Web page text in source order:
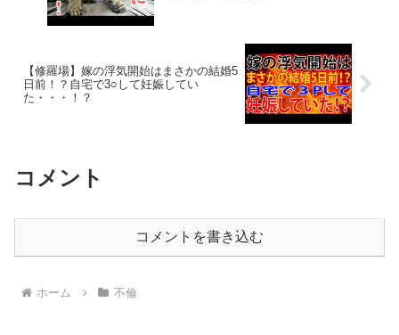
【修羅場】嫁の浮気開始はまさかの結婚5
日前！？自宅で3○して妊娠してい
た・・・！？
コメント
コメントを書き込む
ホーム 不倫